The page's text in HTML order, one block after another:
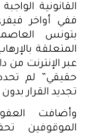
القانونية
ففي أواخر
بتونس
المتعلقة
عبر الإنترنت
حقيقي” لم
تجديد القرار
وأضافت
الموقوفين